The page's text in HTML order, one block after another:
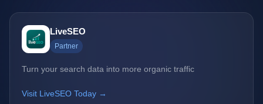
LiveSEO
Partner
Turn your search data into more organic traffic
Visit LiveSEO Today →